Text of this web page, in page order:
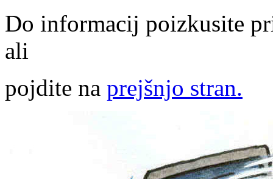
Do informacij poizkusite
ali
pojdite na prejšnjo stran.